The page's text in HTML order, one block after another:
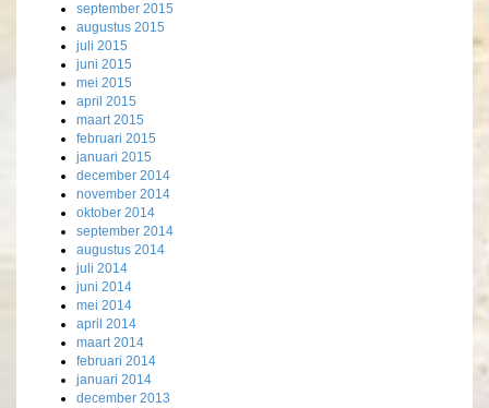
september 2015
augustus 2015
juli 2015
juni 2015
mei 2015
april 2015
maart 2015
februari 2015
januari 2015
december 2014
november 2014
oktober 2014
september 2014
augustus 2014
juli 2014
juni 2014
mei 2014
april 2014
maart 2014
februari 2014
januari 2014
december 2013